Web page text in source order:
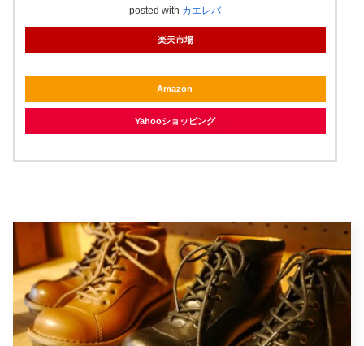
posted with カエレバ
楽天市場
Amazon
Yahooショッピング